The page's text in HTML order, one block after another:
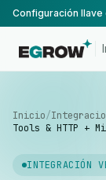
Inicio/
Tools & HTTP +
INTEGRACIÓN